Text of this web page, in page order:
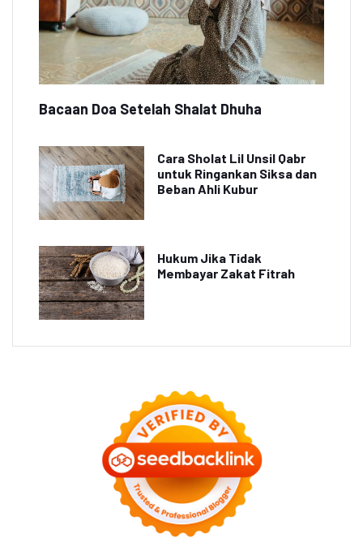
Bacaan Doa Setelah Shalat Dhuha
Cara Sholat Lil Unsil Qabr
untuk Ringankan Siksa dan
Beban Ahli Kubur
Hukum Jika Tidak
Membayar Zakat Fitrah